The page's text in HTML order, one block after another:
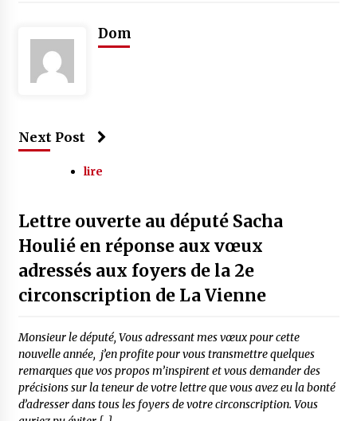
Dom
Next Post
lire
Lettre ouverte au député Sacha
Houlié en réponse aux vœux
adressés aux foyers de la 2e
circonscription de La Vienne
Monsieur le député, Vous adressant mes vœux pour cette
nouvelle année, j’en profite pour vous transmettre quelques
remarques que vos propos m’inspirent et vous demander des
précisions sur la teneur de votre lettre que vous avez eu la bonté
d’adresser dans tous les foyers de votre circonscription. Vous